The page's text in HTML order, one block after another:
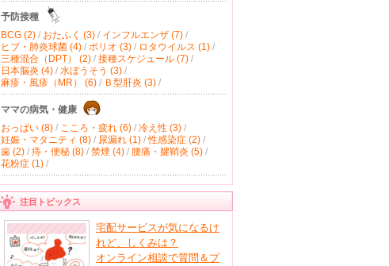
予防接種
BCG (2)/ おたふく (3)/ インフルエンザ (7)/
ヒブ・肺炎球菌 (4)/ ポリオ (3)/ ロタウイルス (1)/
三種混合（DPT） (2)/ 接種スケジュール (7)/
日本脳炎 (4)/ 水ぼうそう (3)/
麻疹・風疹（MR） (6)/ Ｂ型肝炎 (3)/
ママの病気・健康
おっぱい (8)/ こころ・疲れ (6)/ 冷え性 (3)/
妊娠・マタニティ (8)/ 尿漏れ (1)/ 性感染症 (2)/
歯 (2)/ 痔・便秘 (8)/ 禁煙 (4)/ 腰痛・腱鞘炎 (5)/
花粉症 (1)/
注目トピックス
宅配サービスが気になるけ
れど、しくみは？
オンライン相談で質問＆プ